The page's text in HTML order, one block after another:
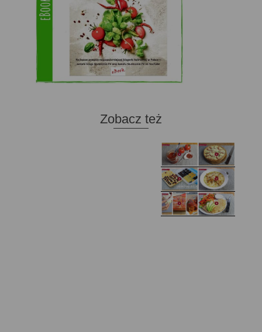
Zobacz też
Domowy ketchup (bez
cukru)
Tarta francuska z
cebulą i pomidorem
Domowe żelki
Zupa kurkowa z
selerem i pietruszką